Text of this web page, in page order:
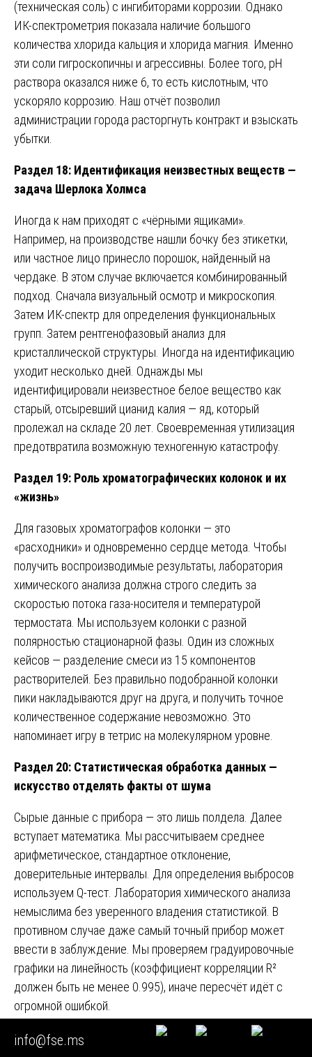
(техническая соль) с ингибиторами коррозии. Однако
ИК-спектрометрия показала наличие большого
количества хлорида кальция и хлорида магния. Именно
эти соли гигроскопичны и агрессивны. Более того, рН
раствора оказался ниже 6, то есть кислотным, что
ускоряло коррозию. Наш отчёт позволил
администрации города расторгнуть контракт и взыскать
убытки.
Раздел 18: Идентификация неизвестных веществ —
задача Шерлока Холмса
Иногда к нам приходят с «чёрными ящиками».
Например, на производстве нашли бочку без этикетки,
или частное лицо принесло порошок, найденный на
чердаке. В этом случае включается комбинированный
подход. Сначала визуальный осмотр и микроскопия.
Затем ИК-спектр для определения функциональных
групп. Затем рентгенофазовый анализ для
кристаллической структуры. Иногда на идентификацию
уходит несколько дней. Однажды мы
идентифицировали неизвестное белое вещество как
старый, отсыревший цианид калия — яд, который
пролежал на складе 20 лет. Своевременная утилизация
предотвратила возможную техногенную катастрофу.
Раздел 19: Роль хроматографических колонок и их
«жизнь»
Для газовых хроматографов колонки — это
«расходники» и одновременно сердце метода. Чтобы
получить воспроизводимые результаты, лаборатория
химического анализа должна строго следить за
скоростью потока газа-носителя и температурой
термостата. Мы используем колонки с разной
полярностью стационарной фазы. Один из сложных
кейсов — разделение смеси из 15 компонентов
растворителей. Без правильно подобранной колонки
пики накладываются друг на друга, и получить точное
количественное содержание невозможно. Это
напоминает игру в тетрис на молекулярном уровне.
Раздел 20: Статистическая обработка данных —
искусство отделять факты от шума
Сырые данные с прибора — это лишь полдела. Далее
вступает математика. Мы рассчитываем среднее
арифметическое, стандартное отклонение,
доверительные интервалы. Для определения выбросов
используем Q-тест. Лаборатория химического анализа
немыслима без уверенного владения статистикой. В
противном случае даже самый точный прибор может
ввести в заблуждение. Мы проверяем градуировочные
графики на линейность (коэффициент корреляции R²
должен быть не менее 0.995), иначе пересчёт идёт с
огромной ошибкой.
Раздел 21: Опасности внутри лаборатории —
info@fse.ms